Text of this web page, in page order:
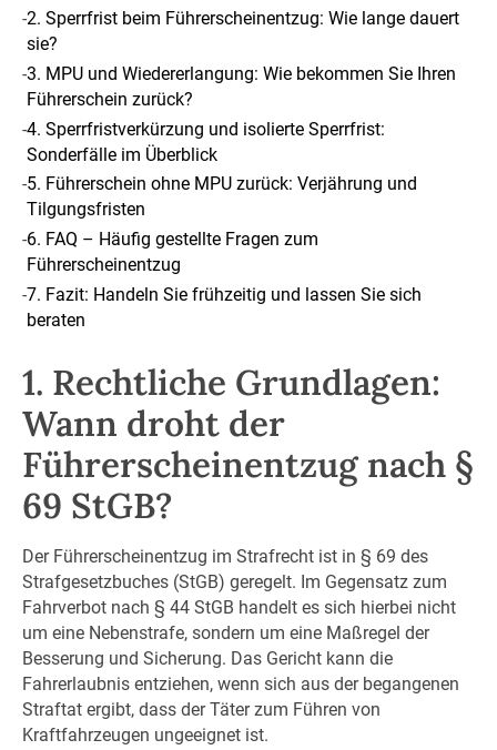
-2. Sperrfrist beim Führerscheinentzug: Wie lange dauert
sie?
-3. MPU und Wiedererlangung: Wie bekommen Sie Ihren
Führerschein zurück?
-4. Sperrfristverkürzung und isolierte Sperrfrist:
Sonderfälle im Überblick
-5. Führerschein ohne MPU zurück: Verjährung und
Tilgungsfristen
-6. FAQ – Häufig gestellte Fragen zum
Führerscheinentzug
-7. Fazit: Handeln Sie frühzeitig und lassen Sie sich
beraten
1. Rechtliche Grundlagen:
Wann droht der
Führerscheinentzug nach §
69 StGB?
Der Führerscheinentzug im Strafrecht ist in § 69 des
Strafgesetzbuches (StGB) geregelt. Im Gegensatz zum
Fahrverbot nach § 44 StGB handelt es sich hierbei nicht
um eine Nebenstrafe, sondern um eine Maßregel der
Besserung und Sicherung. Das Gericht kann die
Fahrerlaubnis entziehen, wenn sich aus der begangenen
Straftat ergibt, dass der Täter zum Führen von
Kraftfahrzeugen ungeeignet ist.